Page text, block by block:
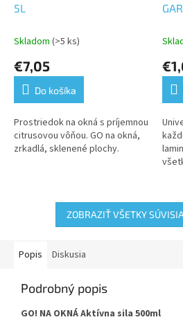
5L
Skladom (>5 ks)
€7,05
Do košíka
Prostriedok na okná s príjemnou
citrusovou vôňou. GO na okná,
zrkadlá, sklenené plochy.
ZOBRAZIŤ VŠETKY
Popis Diskusia
Podrobný popis
GO! NA OKNÁ Aktívna sila 500ml